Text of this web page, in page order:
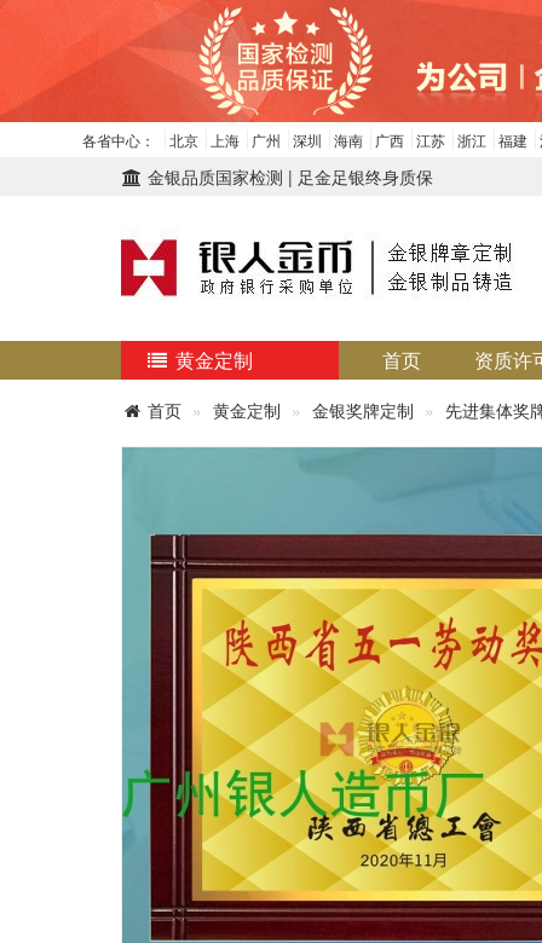
各省中心： 北京 上海 广州 深圳 海南 广西 江苏 浙江 福建
金银品质国家检测 | 足金足银终身质保
黄金定制 首页 资质许
首页 黄金定制 金银奖牌定制 先进集体奖